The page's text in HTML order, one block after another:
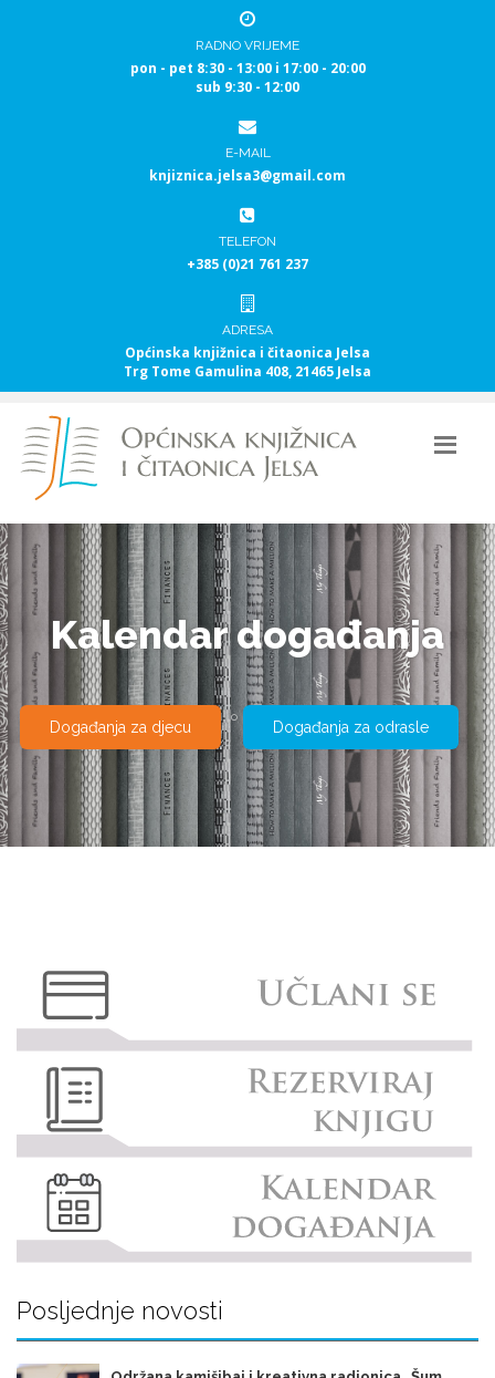
RADNO VRIJEME
pon - pet 8:30 - 13:00 i 17:00 - 20:00
sub 9:30 - 12:00
E-MAIL
knjiznica.jelsa3@gmail.com
TELEFON
+385 (0)21 761 237
ADRESA
Općinska knjižnica i čitaonica Jelsa
Trg Tome Gamulina 408, 21465 Jelsa
Kalendar događanja
Događanja za djecu Događanja za odrasle
Posljednje novosti